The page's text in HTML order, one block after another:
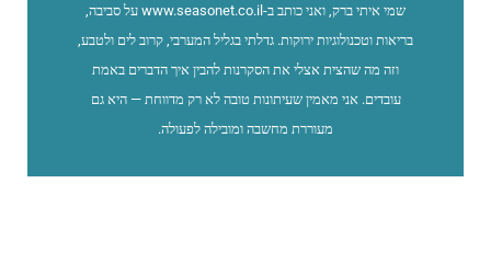
שמי איתי ברק, ואני כותב ב-www.seasonet.co.il על סביבה,
בריאות וטכנולוגיות ירוקות. גדלתי בגליל המערבי, קרוב לים ולטבע,
וזה מה שהצית אצלי את הסקרנות להבין איך הדברים באמת
עובדים. אני מאמין שעיתונות טובה לא רק מדווחת — היא גם
מעוררת מחשבה ומובילה לפעולה.